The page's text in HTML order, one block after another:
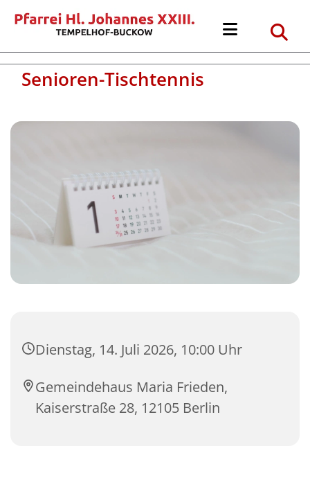
Senioren-Tischtennis
Dienstag, 14. Juli 2026, 10:00 Uhr
Gemeindehaus Maria Frieden,
Kaiserstraße 28, 12105 Berlin